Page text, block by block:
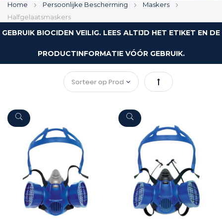
Home Persoonlijke Bescherming
Maskers
Halfgelaatsmaskers
GEBRUIK BIOCIDEN VEILIG. LEES ALTIJD HET ETIKET EN DE
PRODUCTINFORMATIE VÓÓR GEBRUIK.
Van
naar
sorteren